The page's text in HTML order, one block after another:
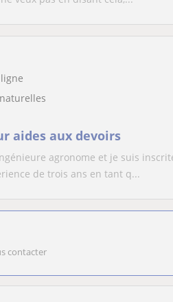
aides aux devoirs
agronome et je suis
de trois ans en tant q...
contacter